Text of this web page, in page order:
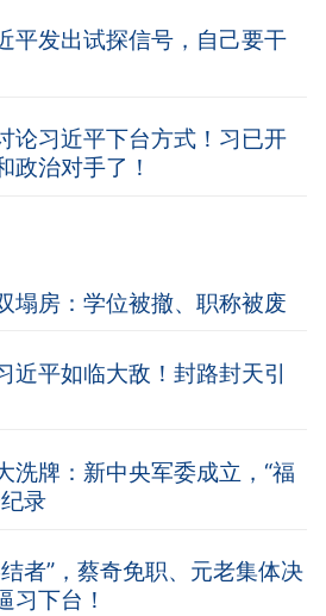
平发出试探信号，自己要干
论习近平下台方式！习已开
政治对手了！
塌房：学位被撤、职称被废
近平如临大敌！封路封天引
洗牌：新中央军委成立，“福
录
者”，蔡奇免职、元老集体决
习下台！